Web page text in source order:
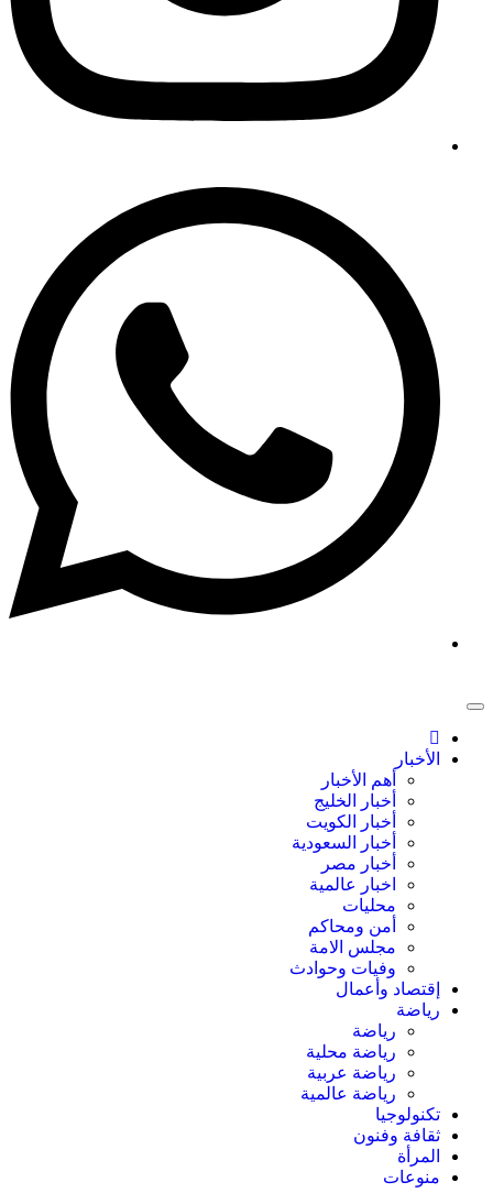
الأخبار
أهم الأخبار
أخبار الخليج
أخبار الكويت
أخبار السعودية
أخبار مصر
اخبار عالمية
محليات
أمن ومحاكم
مجلس الامة
وفيات وحوادث
إقتصاد وأعمال
رياضة
رياضة
رياضة محلية
رياضة عربية
رياضة عالمية
تكنولوجيا
ثقافة وفنون
المرأة
منوعات